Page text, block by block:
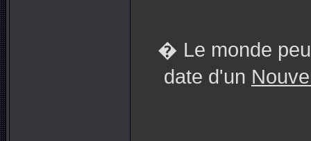
� Le monde
date d'un